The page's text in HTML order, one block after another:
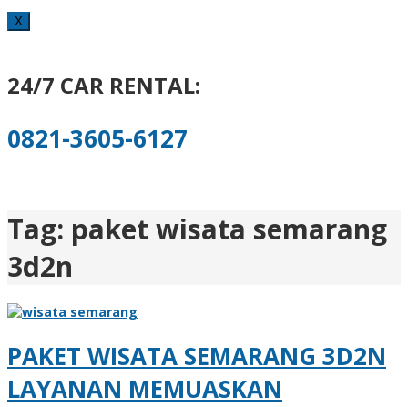
X
24/7 CAR RENTAL:
0821-3605-6127
Tag: paket wisata semarang
3d2n
PAKET WISATA SEMARANG 3D2N
LAYANAN MEMUASKAN